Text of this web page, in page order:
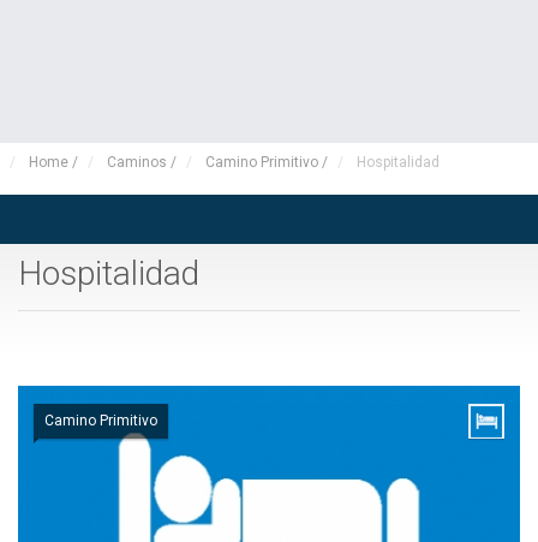
Home / Caminos / Camino Primitivo / Hospitalidad
Hospitalidad
Camino Primitivo